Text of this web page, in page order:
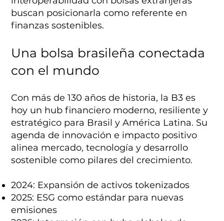
buscan posicionarla como referente en
finanzas sostenibles.
Una bolsa brasileña conectada
con el mundo
Con más de 130 años de historia, la B3 es
hoy un hub financiero moderno, resiliente y
estratégico para Brasil y América Latina. Su
agenda de innovación e impacto positivo
alinea mercado, tecnología y desarrollo
sostenible como pilares del crecimiento.
2024: Expansión de activos tokenizados
2025: ESG como estándar para nuevas
emisiones